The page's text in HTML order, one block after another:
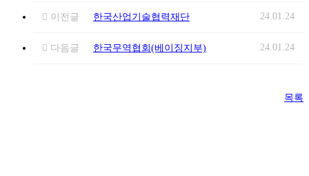
이전글 한국산업기술협력재단 24.01.24
다음글 한국무역협회(베이징지부) 24.01.24
목록